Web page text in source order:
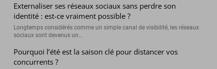
Externaliser ses réseaux sociaux sans perdre son
identité : est-ce vraiment possible ?
Longtemps considérés comme un simple canal de visibilité, les réseaux
sociaux sont devenus un...
Pourquoi l’été est la saison clé pour distancer vos
concurrents ?